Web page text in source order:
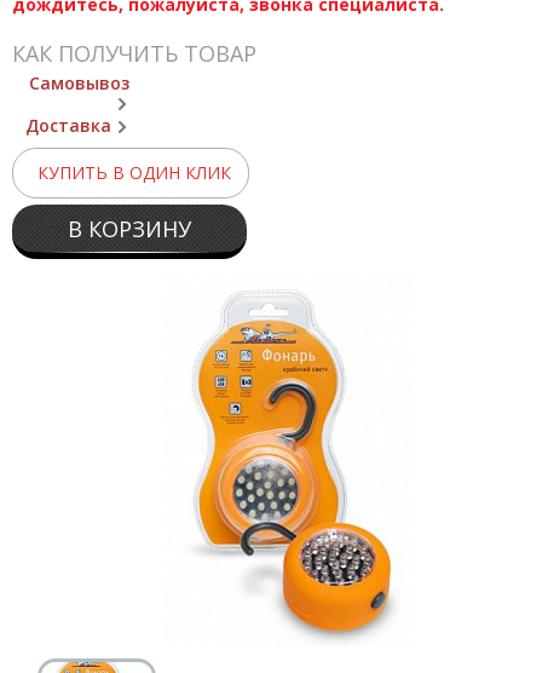
КАК ПОЛУЧИТЬ ТОВАР
Самовывоз
Доставка
КУПИТЬ В ОДИН КЛИК
В КОРЗИНУ